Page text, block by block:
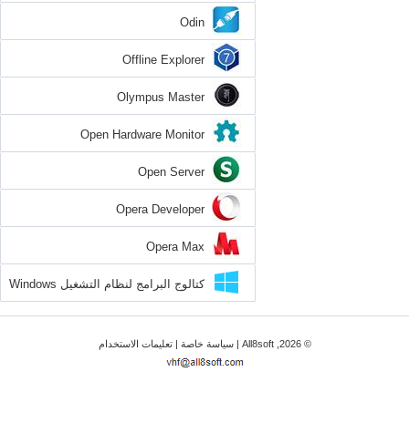
Odin
Offline Explorer
Olympus Master
Open Hardware Monitor
Open Server
Opera Developer
Opera Max
كتالوج البرامج لنظام التشغيل Windows
8
© 2026, All8soft | سياسة خاصة|تعليمات الاستخدام